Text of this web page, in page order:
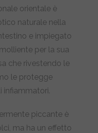
orientale è
naturale nella
e impiegato
per la sua
che rivestendo le
le protegge
infiammatori.
piccante è
ma ha un effetto